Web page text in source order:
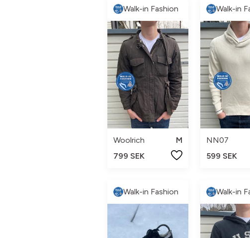
Walk-in Fashion
Woolrich
M
799 SEK
Walk-in
NN07
599 SEK
Walk-in Fashion Walk-in